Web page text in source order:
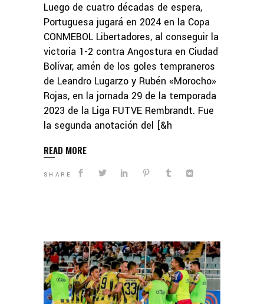
Luego de cuatro décadas de espera,
Portuguesa jugará en 2024 en la Copa
CONMEBOL Libertadores, al conseguir la
victoria 1-2 contra Angostura en Ciudad
Bolívar, amén de los goles tempraneros
de Leandro Lugarzo y Rubén «Morocho»
Rojas, en la jornada 29 de la temporada
2023 de la Liga FUTVE Rembrandt. Fue
la segunda anotación del [&h
READ MORE
SHARE